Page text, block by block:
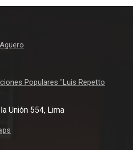
Populares "Luis Repetto
Unión 554, Lima